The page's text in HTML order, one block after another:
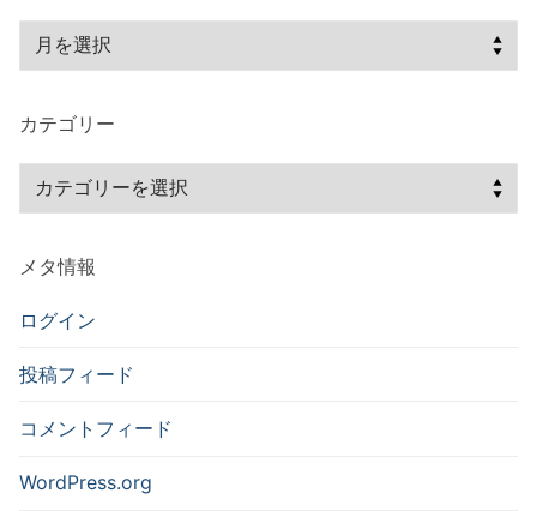
ン
イ
カテゴリー
リ
メタ情報
ログイン
投稿フィード
コメントフィード
WordPress.org